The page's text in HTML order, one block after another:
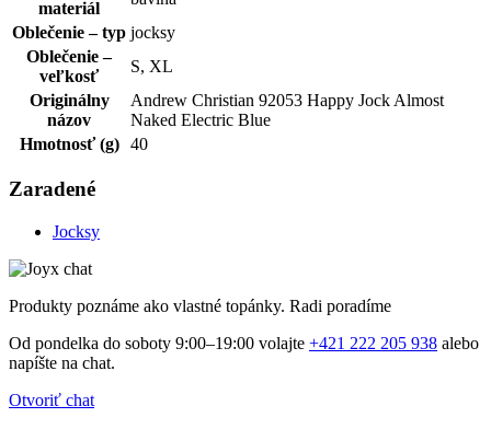
materiál
Oblečenie – typ jocksy
Oblečenie –
veľkosť
S, XL
Originálny
názov
Andrew Christian 92053 Happy Jock Almost
Naked Electric Blue
Hmotnosť (g)
40
Zaradené
Jocksy
Produkty poznáme ako vlastné topánky. Radi poradíme
Od pondelka do soboty 9:00–19:00 volajte +421 222 205 938 alebo
napíšte na chat.
Otvoriť chat